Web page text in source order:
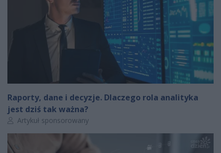
Raporty, dane i decyzje. Dlaczego rola analityka
jest dziś tak ważna?
Autor artykułu:
Artykuł sponsorowany